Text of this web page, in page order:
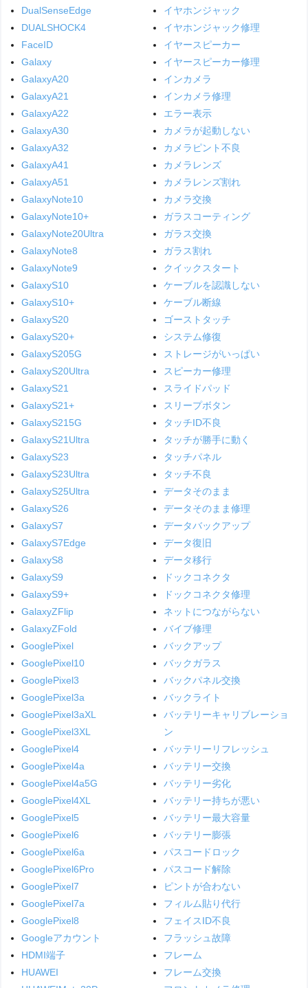
DualSenseEdge
DUALSHOCK4
FaceID
Galaxy
GalaxyA20
GalaxyA21
GalaxyA22
GalaxyA30
GalaxyA32
GalaxyA41
GalaxyA51
GalaxyNote10
GalaxyNote10+
GalaxyNote20Ultra
GalaxyNote8
GalaxyNote9
GalaxyS10
GalaxyS10+
GalaxyS20
GalaxyS20+
GalaxyS205G
GalaxyS20Ultra
GalaxyS21
GalaxyS21+
GalaxyS215G
GalaxyS21Ultra
GalaxyS23
GalaxyS23Ultra
GalaxyS25Ultra
GalaxyS26
GalaxyS7
GalaxyS7Edge
GalaxyS8
GalaxyS9
GalaxyS9+
GalaxyZFlip
GalaxyZFold
GooglePixel
GooglePixel10
GooglePixel3
GooglePixel3a
GooglePixel3aXL
GooglePixel3XL
GooglePixel4
GooglePixel4a
GooglePixel4a5G
GooglePixel4XL
GooglePixel5
GooglePixel6
GooglePixel6a
GooglePixel6Pro
GooglePixel7
GooglePixel7a
GooglePixel8
Googleアカウント
HDMI端子
HUAWEI
イヤホンジャック
イヤホンジャック修理
イヤースピーカー
イヤースピーカー修理
インカメラ
インカメラ修理
エラー表示
カメラが起動しない
カメラピント不良
カメラレンズ
カメラレンズ割れ
カメラ交換
ガラスコーティング
ガラス交換
ガラス割れ
クイックスタート
ケーブルを認識しない
ケーブル断線
ゴーストタッチ
システム修復
ストレージがいっぱい
スピーカー修理
スライドパッド
スリープボタン
タッチID不良
タッチが勝手に動く
タッチパネル
タッチ不良
データそのまま
データそのまま修理
データバックアップ
データ復旧
データ移行
ドックコネクタ
ドックコネクタ修理
ネットにつながらない
バイブ修理
バックアップ
バックガラス
バックパネル交換
バックライト
バッテリーキャリブレーショ
ン
バッテリーリフレッシュ
バッテリー交換
バッテリー劣化
バッテリー持ちが悪い
バッテリー最大容量
バッテリー膨張
パスコードロック
パスコード解除
ピントが合わない
フィルム貼り代行
フェイスID不良
フラッシュ故障
フレーム
フレーム交換